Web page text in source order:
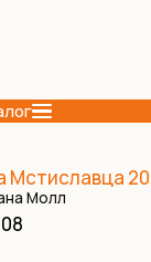
Мстиславца 20
Молл